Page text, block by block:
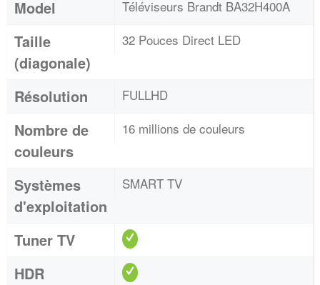
Model Téléviseurs Brandt BA32H400A
Taille
(diagonale)
32 Pouces Direct LED
Résolution FULLHD
Nombre de
couleurs
16 millions de couleurs
Systèmes
d'exploitation
SMART TV
Tuner TV
HDR